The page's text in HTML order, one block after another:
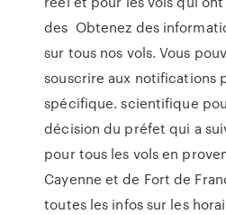
des Obtenez des
sur tous nos vols. Vous
souscrire aux notifications
spécifique. scientifique
décision du préfet qui a
pour tous les vols en
Cayenne et de Fort de
toutes les infos sur les